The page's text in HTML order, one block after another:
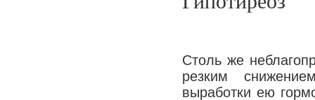
Столь же
резким
выработки ею